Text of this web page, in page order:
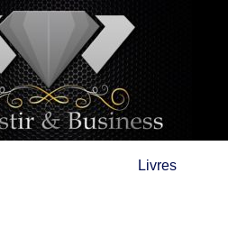
Livres